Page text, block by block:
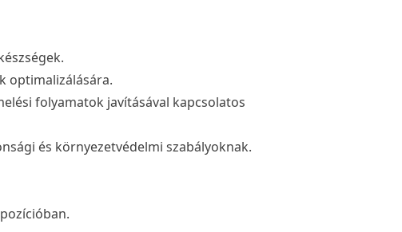
optimalizálására.
folyamatok javításával kapcsolatos
és környezetvédelmi szabályoknak.